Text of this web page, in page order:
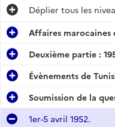
Déplier tous les
Affaires marocaines
Deuxième partie :
Évènements de
Soumission de la
1er-5 avril 1952.